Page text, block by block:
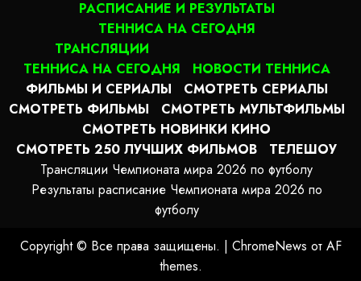
РАСПИСАНИЕ И РЕЗУЛЬТАТЫ
ТЕННИСА НА СЕГОДНЯ
ТРАНСЛЯЦИИ
ТЕННИСА НА СЕГОДНЯ
НОВОСТИ ТЕННИСА
ФИЛЬМЫ И СЕРИАЛЫ
СМОТРЕТЬ СЕРИАЛЫ
СМОТРЕТЬ ФИЛЬМЫ
СМОТРЕТЬ МУЛЬТФИЛЬМЫ
СМОТРЕТЬ НОВИНКИ КИНО
СМОТРЕТЬ 250 ЛУЧШИХ ФИЛЬМОВ
ТЕЛЕШОУ
Трансляции Чемпионата мира 2026 по футболу
Результаты расписание Чемпионата мира 2026 по
футболу
Copyright © Все права защищены. | ChromeNews от AF
themes.